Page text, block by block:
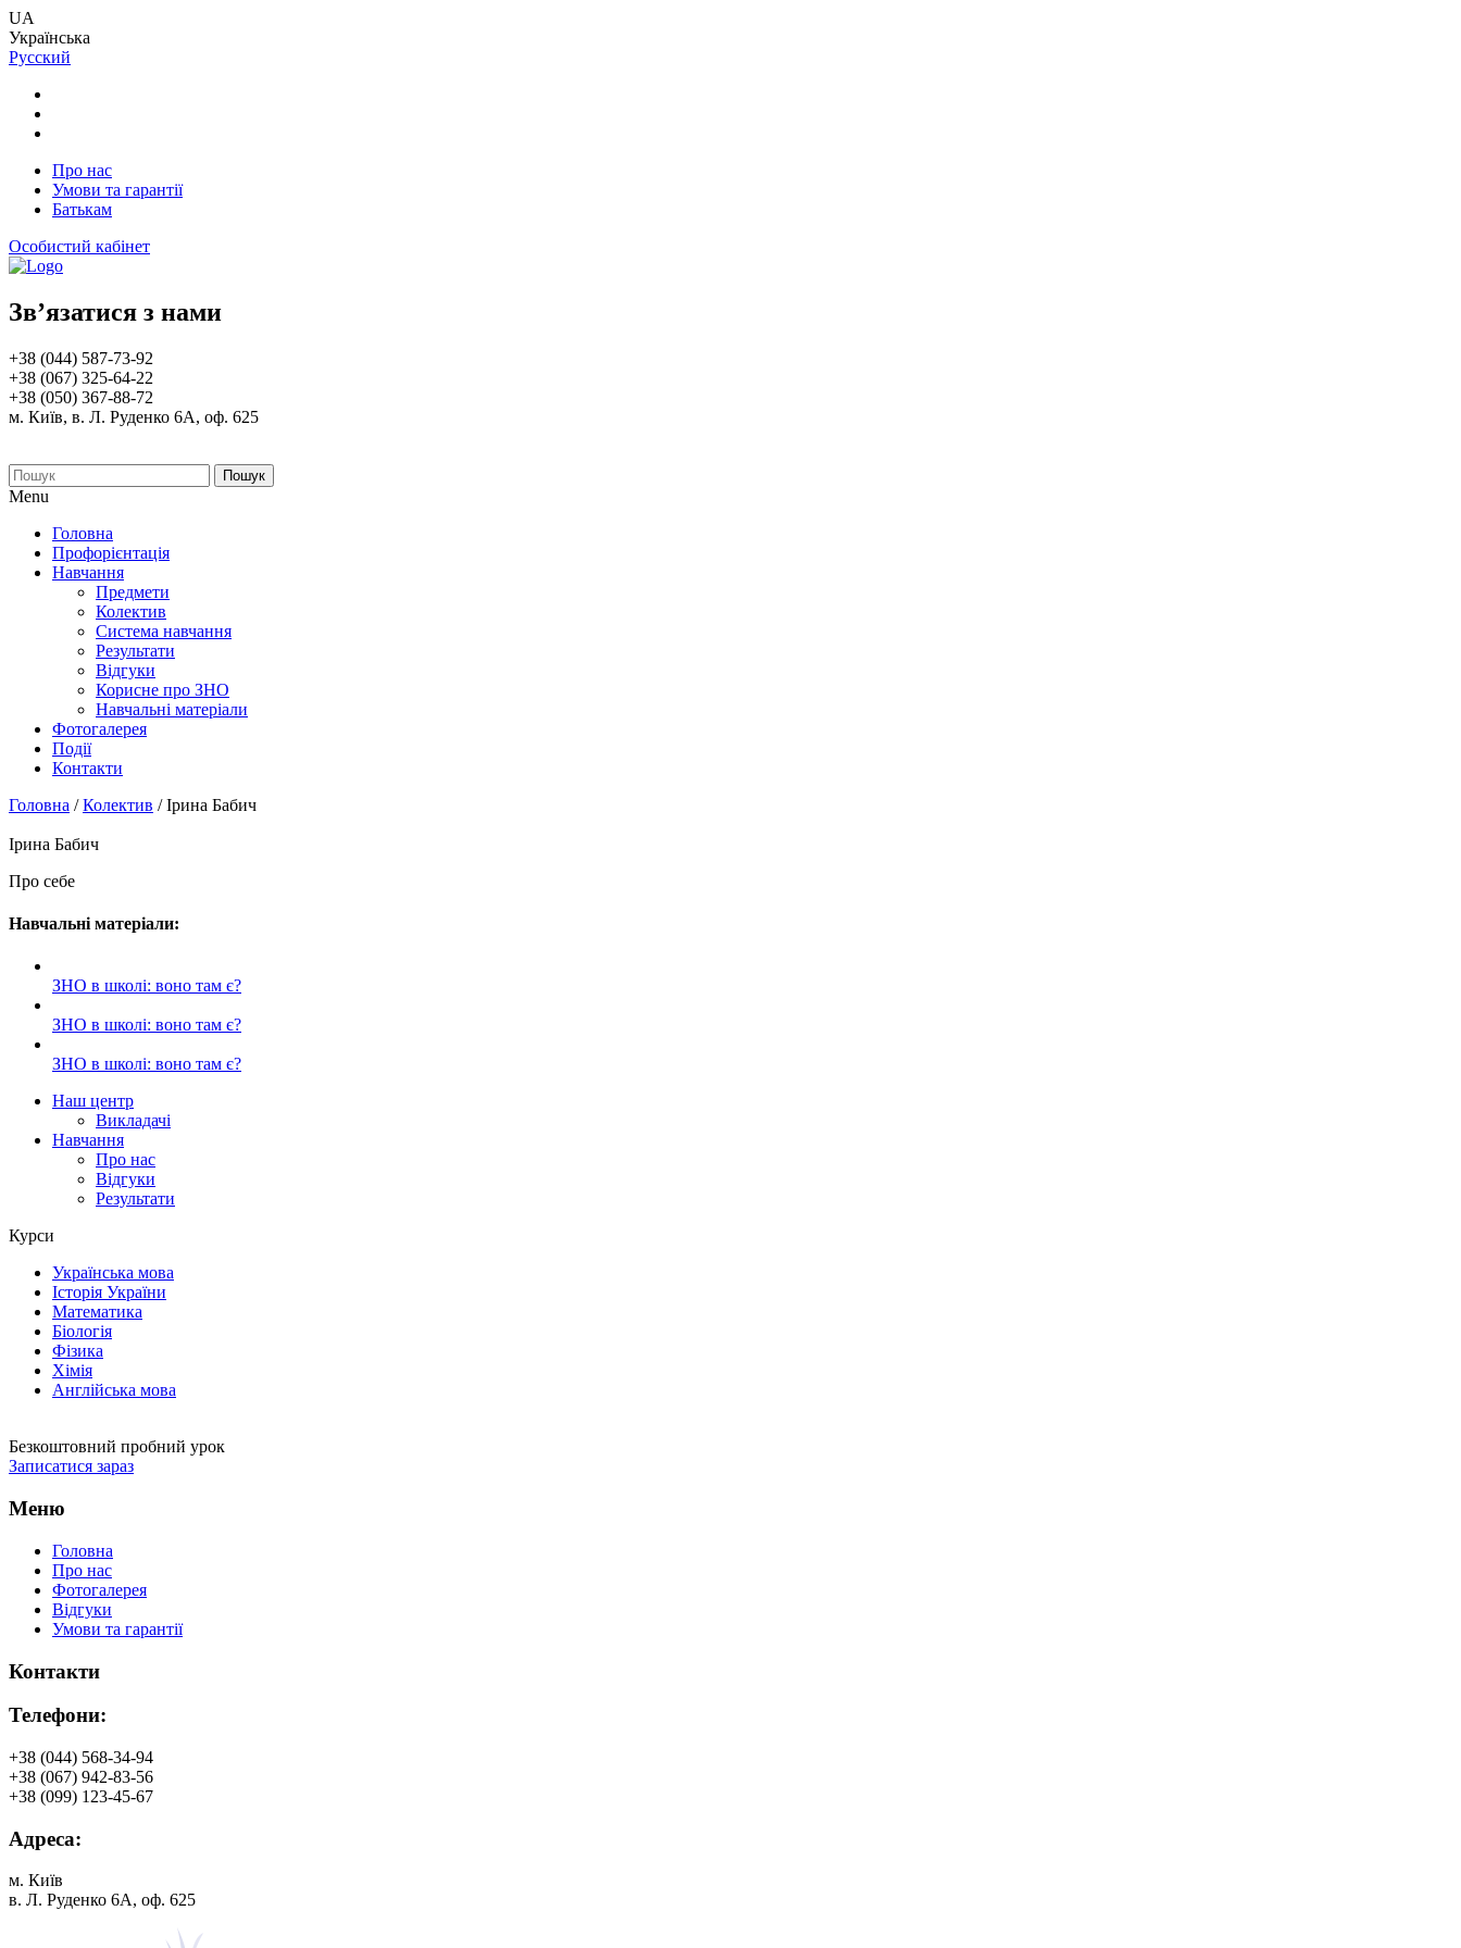
UA
Українська
Русский
Про нас
Умови та гарантії
Батькам
Особистий кабінет
Зв’язатися з нами
+38 (044) 587-73-92
+38 (067) 325-64-22
+38 (050) 367-88-72
м. Київ, в. Л. Руденко 6А, оф. 625
Пошук
Menu
Головна
Профорієнтація
Навчання
Предмети
Колектив
Система навчання
Результати
Відгуки
Корисне про ЗНО
Навчальні матеріали
Фотогалерея
Події
Контакти
Головна /Колектив /Ірина Бабич
Ірина Бабич
Про себе
Навчальні матеріали:
ЗНО в школі: воно там є?
ЗНО в школі: воно там є?
ЗНО в школі: воно там є?
Наш центр
Викладачі
Навчання
Про нас
Відгуки
Результати
Курси
Українська мова
Історія України
Математика
Біологія
Фізика
Хімія
Англійська мова
Безкоштовний пробний урок
Записатися зараз
Меню
Головна
Про нас
Фотогалерея
Відгуки
Умови та гарантії
Контакти
Телефони:
+38 (044) 568-34-94
+38 (067) 942-83-56
+38 (099) 123-45-67
Адреса:
м. Київ
в. Л. Руденко 6А, оф. 625